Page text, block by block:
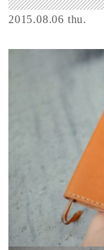
2015.08.06 thu.